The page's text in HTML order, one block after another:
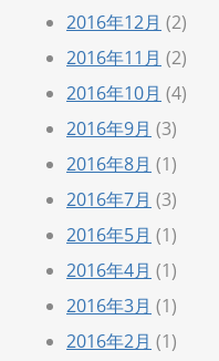
2016年12月 (2)
2016年11月 (2)
2016年10月 (4)
2016年9月 (3)
2016年8月 (1)
2016年7月 (3)
2016年5月 (1)
2016年4月 (1)
2016年3月 (1)
2016年2月 (1)